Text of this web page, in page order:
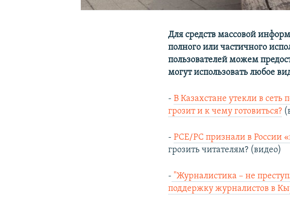
Для средств массовой
полного или частичного
пользователей можем
могут использовать любое
-В Казахстане утекли в
грозит и к чему готовиться?
-РСЕ/РС признали в России
грозить читателям? (видео)
- "Журналистика – не
поддержку журналистов в